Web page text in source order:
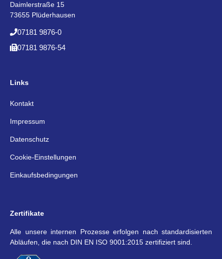
Daimlerstraße 15
73655 Plüderhausen
07181 9876-0
07181 9876-54
Links
Kontakt
Impressum
Datenschutz
Cookie-Einstellungen
Einkaufsbedingungen
Zertifikate
Alle unsere internen Prozesse erfolgen nach standardisierten
Abläufen, die nach DIN EN ISO 9001:2015 zertifiziert sind.